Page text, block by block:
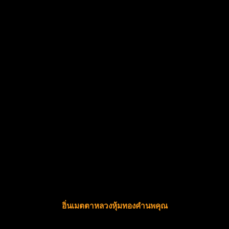
อิ่นเมตตาหลวงหุ้มทองคำนพคุณ